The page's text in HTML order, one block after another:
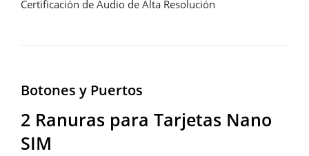
Certificación de Audio de Alta Resolución
Botones y Puertos
2 Ranuras para Tarjetas Nano
SIM